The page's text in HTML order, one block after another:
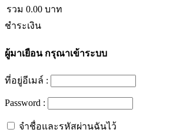
รวม 0.00 บาท
ชำระเงิน
ผู้มาเยือนกรุณาเข้าระบบ
ที่อยู่อีเมล์ :
Password :
จำชื่อและรหัสผ่านฉันไว้